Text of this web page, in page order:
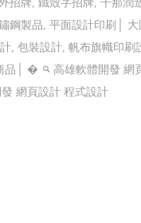
招牌, 鐵殼字招牌, 千那潤
鋼製品, 平面設計印刷│ 大
, 包裝設計, 帆布旗幟印刷
品│ �
高雄軟體開發 網
網頁設計 程式設計